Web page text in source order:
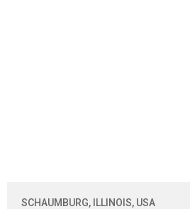
SCHAUMBURG, ILLINOIS, USA